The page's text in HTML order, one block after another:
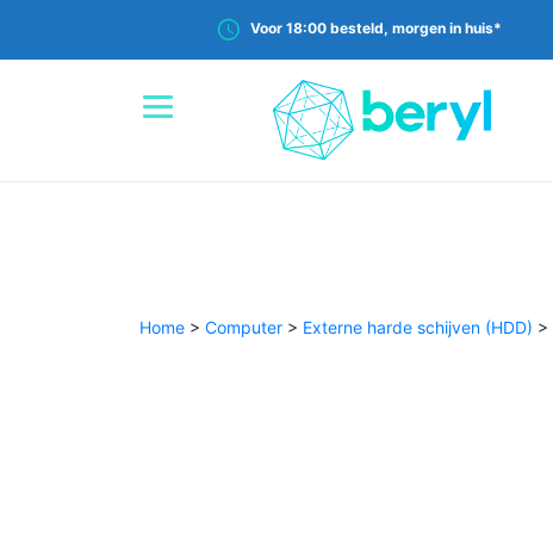
Voor 18:00 besteld, morgen in huis*
Home > Computer > Externe harde schijven (HDD) >